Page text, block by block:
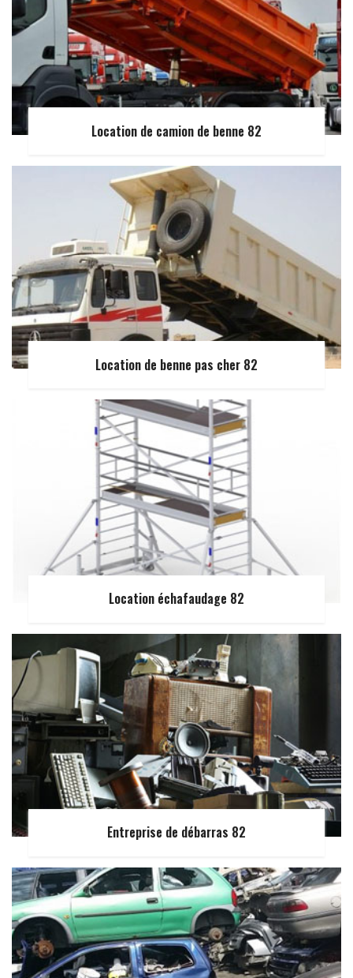
Location de camion de benne 82
Location de benne pas cher 82
Location échafaudage 82
Entreprise de débarras 82